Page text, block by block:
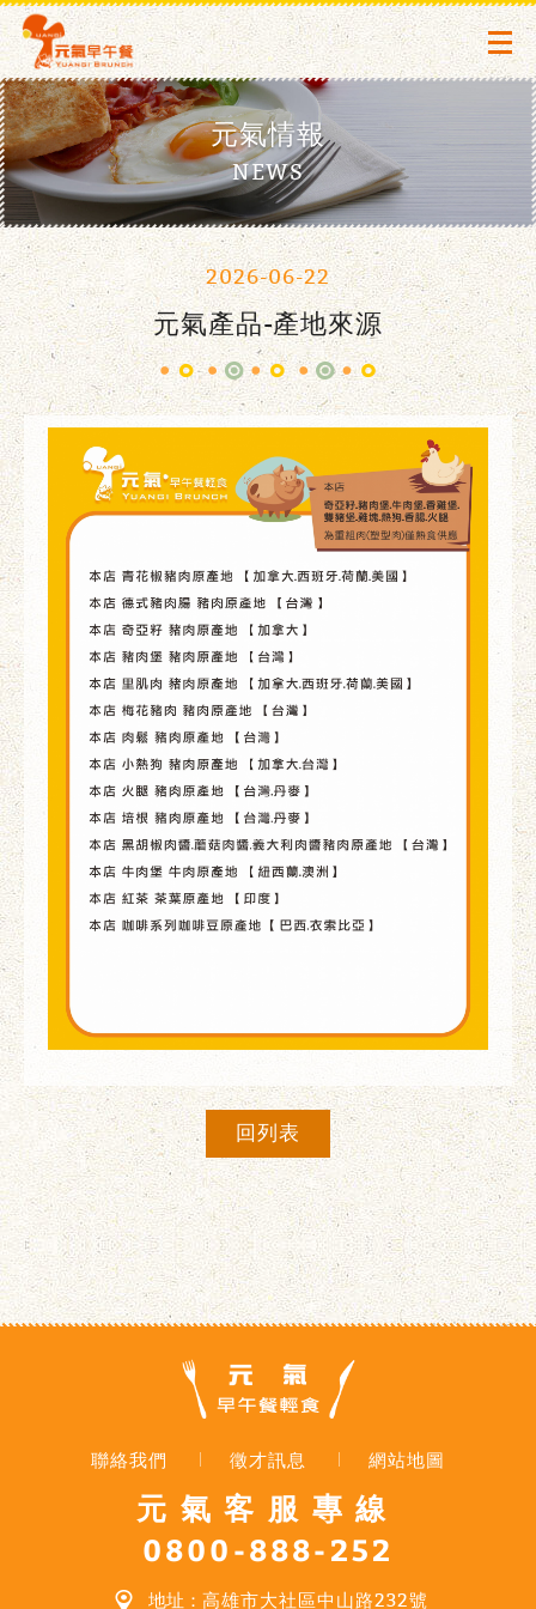
元氣情報
NEWS
2026-06-22
元氣產品-產地來源
回列表
聯絡我們 徵才訊息 網站地圖
元氣客服專線
0800-888-252
地址： 高雄市大社區中山路232號